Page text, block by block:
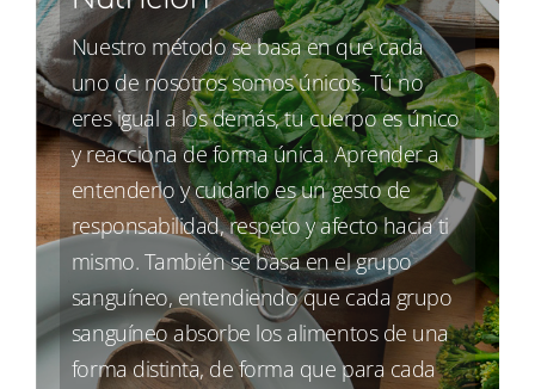
Nuestro método se basa en que cada
uno de nosotros somos únicos. Tú no
eres igual a los demás, tu cuerpo es único
y reacciona de forma única. Aprender a
entenderlo y cuidarlo es un gesto de
responsabilidad, respeto y afecto hacia ti
mismo. También se basa en el grupo
sanguíneo, entendiendo que cada grupo
sanguíneo absorbe los alimentos de una
forma distinta, de forma que para cada